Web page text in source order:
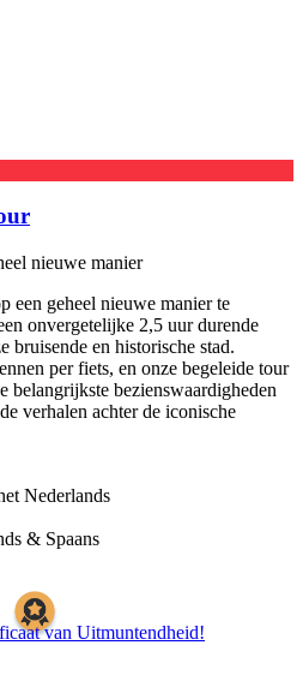
nieuwe manier
een geheel nieuwe manier te
onvergetelijke 2,5 uur durende
bruisende en historische stad.
per fiets, en onze begeleide tour
belangrijkste bezienswaardigheden
verhalen achter de iconische
Nederlands
& Spaans
van Uitmuntendheid!